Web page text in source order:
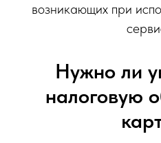
возникающих при
Нужно ли
налоговую